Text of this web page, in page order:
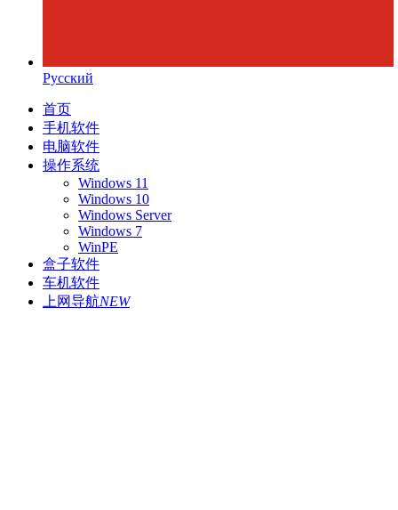
Русский
首页
手机软件
电脑软件
操作系统
Windows 11
Windows 10
Windows Server
Windows 7
WinPE
盒子软件
车机软件
上网导航NEW